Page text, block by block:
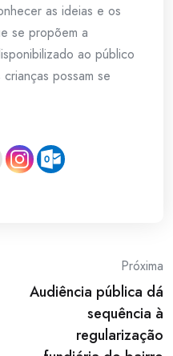
as ideias e os
se propõem a
ao público
possam se
Próxima
Audiência pública dá
sequência à
regularização